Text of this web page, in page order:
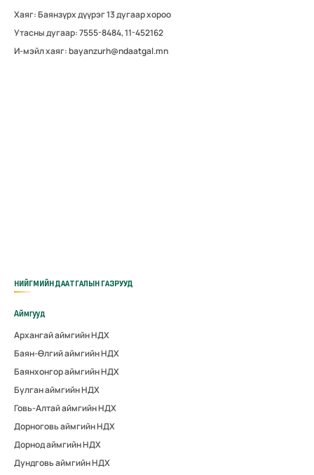
Хаяг: Баянзүрх дүүрэг 13 дугаар хороо
Утасны дугаар: 7555-8484, 11-452162
И-мэйл хаяг: bayanzurh@ndaatgal.mn
НИЙГМИЙН ДААТГАЛЫН ГАЗРУУД
Аймгууд
Архангай аймгийн НДХ
Баян-Өлгий аймгийн НДХ
Баянхонгор аймгийн НДХ
Булган аймгийн НДХ
Говь-Алтай аймгийн НДХ
Дорноговь аймгийн НДХ
Дорнод аймгийн НДХ
Дундговь аймгийн НДХ